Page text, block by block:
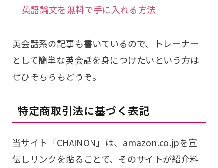
英語論文を無料で手に入れる方法
英会話系の記事も書いているので、トレーナー
として簡単な英会話を身につけたいという方は
ぜひそちらもどうぞ。
特定商取引法に基づく表記
当サイト「CHAINON」は、amazon.co.jpを宣
伝しリンクを貼ることで、そのサイトが紹介料